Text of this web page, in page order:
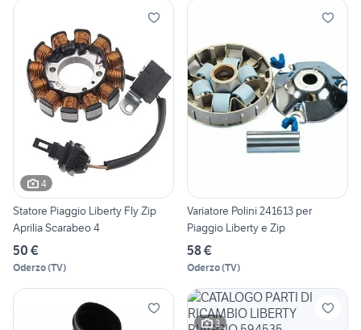
4
Statore Piaggio Liberty Fly Zip
Aprilia Scarabeo 4
50 €
Oderzo(TV)
Variatore Polini 241613 per
Piaggio Liberty e Zip
58 €
Oderzo(TV)
3